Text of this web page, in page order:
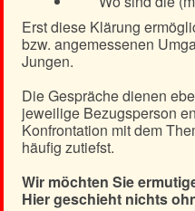
Erst diese Klärung
bzw. angemessenen
Jungen.
Die Gespräche dienen
jeweilige Bezugsperson
Konfrontation mit dem
häufig zutiefst.
Wir möchten Sie
Hier geschieht nichts